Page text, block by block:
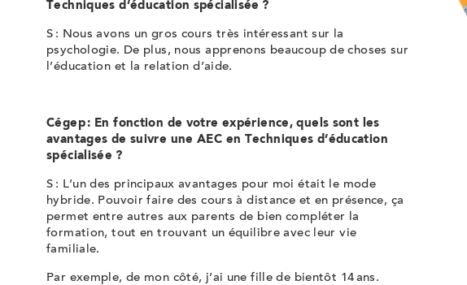
Techniques d’éducation spécialisée ?
S : Nous avons un gros cours très intéressant sur la
psychologie. De plus, nous apprenons beaucoup de choses sur
l’éducation et la relation d’aide.
Cégep : En fonction de votre expérience, quels sont les
avantages de suivre une AEC en Techniques d’éducation
spécialisée ?
S : L’un des principaux avantages pour moi était le mode
hybride. Pouvoir faire des cours à distance et en présence, ça
permet entre autres aux parents de bien compléter la
formation, tout en trouvant un équilibre avec leur vie
familiale.
Par exemple, de mon côté, j’ai une fille de bientôt 14 ans.